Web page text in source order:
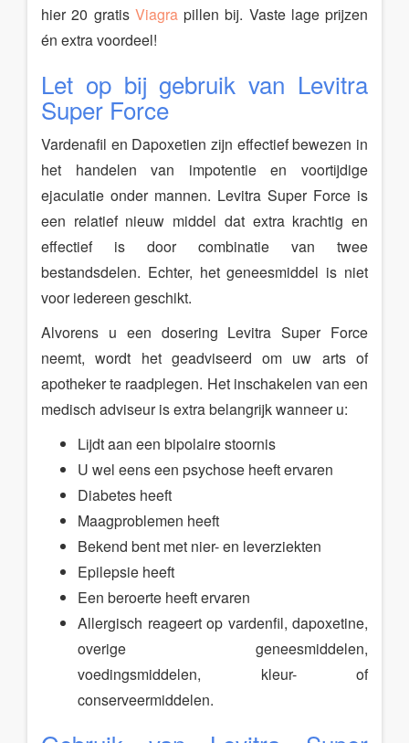
hier 20 gratis Viagrapillen bij. Vaste lage prijzen
én extra voordeel!
Let op bij gebruik van Levitra
Super Force
Vardenafil en Dapoxetien zijn effectief bewezen in
het handelen van impotentie en voortijdige
ejaculatie onder mannen. Levitra Super Force is
een relatief nieuw middel dat extra krachtig en
effectief is door combinatie van twee
bestandsdelen. Echter, het geneesmiddel is niet
voor iedereen geschikt.
Alvorens u een dosering Levitra Super Force
neemt, wordt het geadviseerd om uw arts of
apotheker te raadplegen. Het inschakelen van een
medisch adviseur is extra belangrijk wanneer u:
Lijdt aan een bipolaire stoornis
U wel eens een psychose heeft ervaren
Diabetes heeft
Maagproblemen heeft
Bekend bent met nier- en leverziekten
Epilepsie heeft
Een beroerte heeft ervaren
Allergisch reageert op vardenfil, dapoxetine,
overige geneesmiddelen,
voedingsmiddelen, kleur- of
conserveermiddelen.